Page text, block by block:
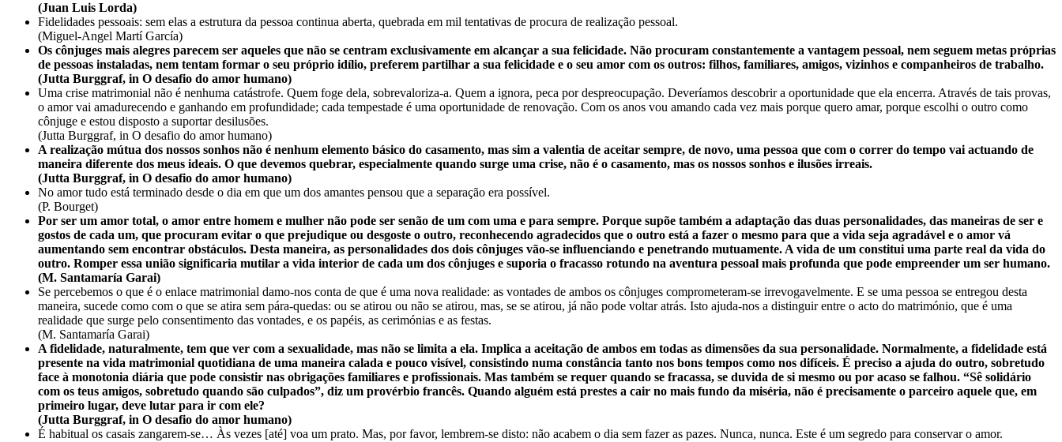
(Juan Luis Lorda)
Fidelidades pessoais: sem elas a estrutura da pessoa continua aberta, quebrada em mil tentativas de procura de realização pessoal.
(Miguel-Angel Martí García)
Os cônjuges mais alegres parecem ser aqueles que não se centram exclusivamente em alcançar a sua felicidade. Não procuram constantemente a vantagem pessoal, nem seguem metas próprias
de pessoas instaladas, nem tentam formar o seu próprio idílio, preferem partilhar a sua felicidade e o seu amor com os outros: filhos, familiares, amigos, vizinhos e companheiros de trabalho.
(Jutta Burggraf, in O desafio do amor humano)
Uma crise matrimonial não é nenhuma catástrofe. Quem foge dela, sobrevaloriza-a. Quem a ignora, peca por despreocupação. Deveríamos descobrir a oportunidade que ela encerra. Através de tais provas,
o amor vai amadurecendo e ganhando em profundidade; cada tempestade é uma oportunidade de renovação. Com os anos vou amando cada vez mais porque quero amar, porque escolhi o outro como
cônjuge e estou disposto a suportar desilusões.
(Jutta Burggraf, in O desafio do amor humano)
A realização mútua dos nossos sonhos não é nenhum elemento básico do casamento, mas sim a valentia de aceitar sempre, de novo, uma pessoa que com o correr do tempo vai actuando de
maneira diferente dos meus ideais. O que devemos quebrar, especialmente quando surge uma crise, não é o casamento, mas os nossos sonhos e ilusões irreais.
(Jutta Burggraf, in O desafio do amor humano)
No amor tudo está terminado desde o dia em que um dos amantes pensou que a separação era possível.
(P. Bourget)
Por ser um amor total, o amor entre homem e mulher não pode ser senão de um com uma e para sempre. Porque supõe também a adaptação das duas personalidades, das maneiras de ser e
gostos de cada um, que procuram evitar o que prejudique ou desgoste o outro, reconhecendo agradecidos que o outro está a fazer o mesmo para que a vida seja agradável e o amor vá
aumentando sem encontrar obstáculos. Desta maneira, as personalidades dos dois cônjuges vão-se influenciando e penetrando mutuamente. A vida de um constitui uma parte real da vida do
outro. Romper essa união significaria mutilar a vida interior de cada um dos cônjuges e suporia o fracasso rotundo na aventura pessoal mais profunda que pode empreender um ser humano.
(M. Santamaría Garai)
Se percebemos o que é o enlace matrimonial damo-nos conta de que é uma nova realidade: as vontades de ambos os cônjuges comprometeram-se irrevogavelmente. E se uma pessoa se entregou desta
maneira, sucede como com o que se atira sem pára-quedas: ou se atirou ou não se atirou, mas, se se atirou, já não pode voltar atrás. Isto ajuda-nos a distinguir entre o acto do matrimónio, que é uma
realidade que surge pelo consentimento das vontades, e os papéis, as cerimónias e as festas.
(M. Santamaría Garai)
A fidelidade, naturalmente, tem que ver com a sexualidade, mas não se limita a ela. Implica a aceitação de ambos em todas as dimensões da sua personalidade. Normalmente, a fidelidade está
presente na vida matrimonial quotidiana de uma maneira calada e pouco visível, consistindo numa constância tanto nos bons tempos como nos difíceis. É preciso a ajuda do outro, sobretudo
face à monotonia diária que pode consistir nas obrigações familiares e profissionais. Mas também se requer quando se fracassa, se duvida de si mesmo ou por acaso se falhou. “Sê solidário
com os teus amigos, sobretudo quando são culpados”, diz um provérbio francês. Quando alguém está prestes a cair no mais fundo da miséria, não é precisamente o parceiro aquele que, em
primeiro lugar, deve lutar para ir com ele?
(Jutta Burggraf, in O desafio do amor humano)
É habitual os casais zangarem-se… Às vezes [até] voa um prato. Mas, por favor, lembrem-se disto: não acabem o dia sem fazer as pazes. Nunca, nunca. Este é um segredo para conservar o amor.